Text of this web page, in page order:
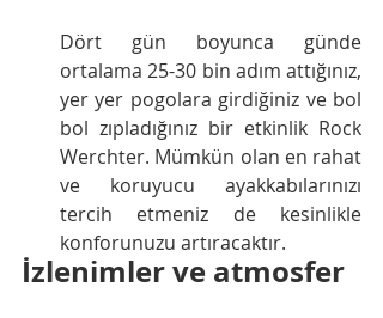
Dört gün boyunca günde
ortalama 25-30 bin adım attığınız,
yer yer pogolara girdiğiniz ve bol
bol zıpladığınız bir etkinlik Rock
Werchter. Mümkün olan en rahat
ve koruyucu ayakkabılarınızı
tercih etmeniz de kesinlikle
konforunuzu artıracaktır.
İzlenimler ve atmosfer